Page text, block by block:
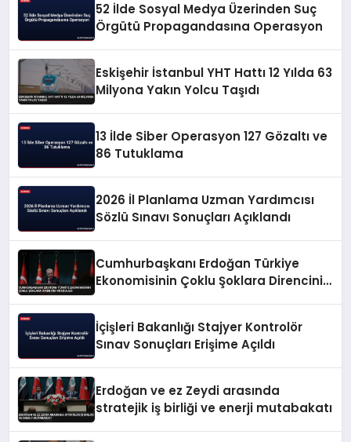
52 İlde Sosyal Medya Üzerinden Suç
Örgütü Propagandasına Operasyon
Eskişehir İstanbul YHT Hattı 12 Yılda 63
Milyona Yakın Yolcu Taşıdı
13 İlde Siber Operasyon 127 Gözaltı ve
86 Tutuklama
2026 İl Planlama Uzman Yardımcısı
Sözlü Sınavı Sonuçları Açıklandı
Cumhurbaşkanı Erdoğan Türkiye
Ekonomisinin Çoklu Şoklara Direncini
İçişleri Bakanlığı Stajyer Kontrolör
Sınav Sonuçları Erişime Açıldı
Erdoğan ve ez Zeydi arasında
stratejik iş birliği ve enerji mutabakatı